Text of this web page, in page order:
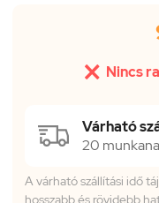
 Nincs
Várható
20
A várható szállítási idő
hosszabb és rövidebb